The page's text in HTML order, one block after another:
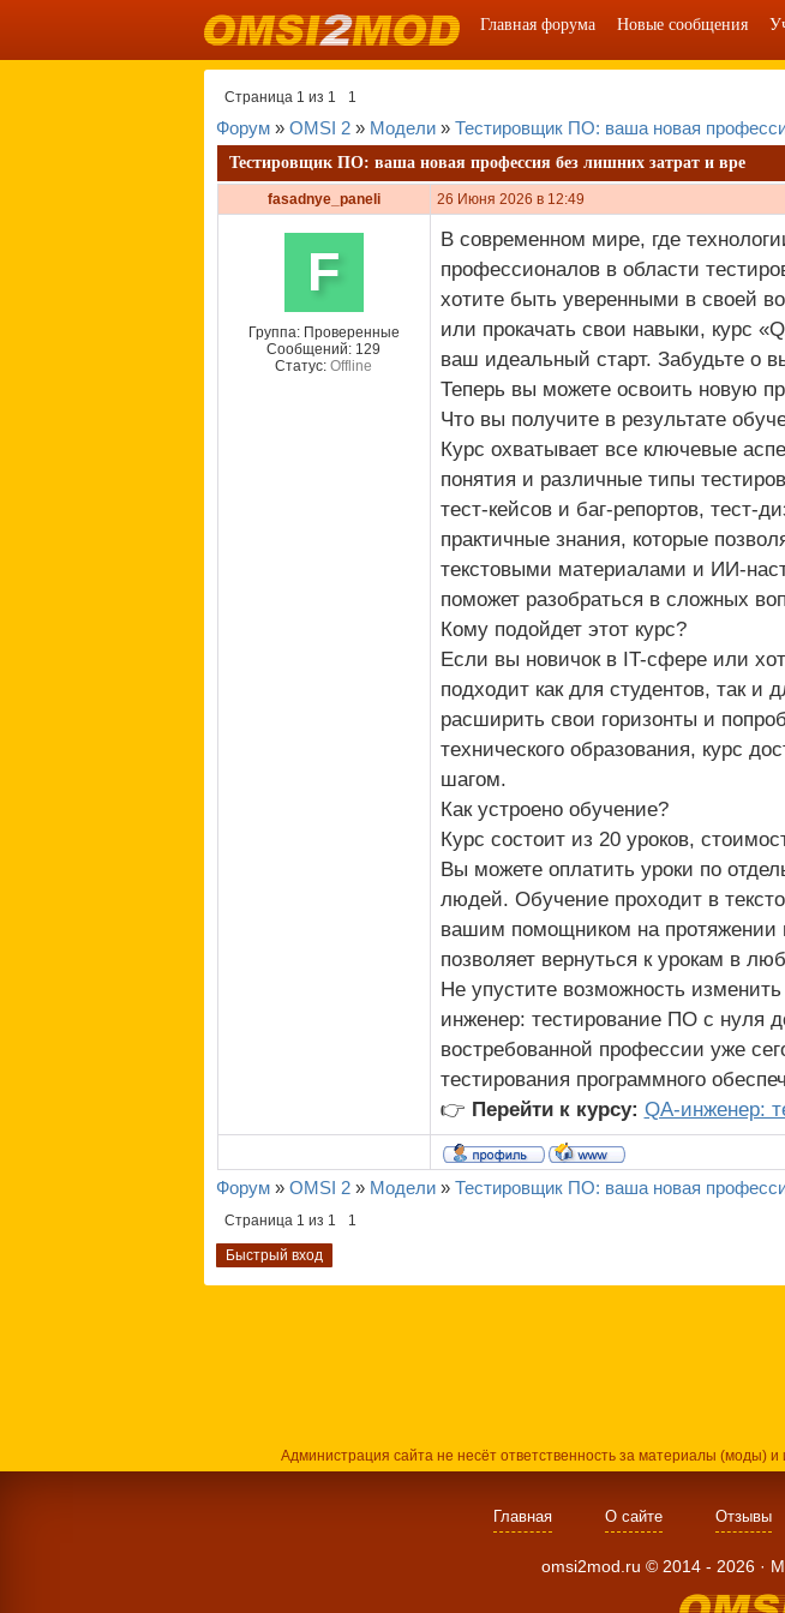
Главная форума Новые сообщения
Страница 1 из 1 1
Форум » OMSI 2 » Модели » Тестировщик ПО: ваша новая
Тестировщик ПО: ваша новая профессия без лишних затрат и вре
fasadnye_paneli 26 Июня 2026 в 12:49
F
Группа: Проверенные
Сообщений: 129
Статус: Offline
В современном мире, где
профессионалов в области
хотите быть уверенными в своей
или прокачать свои навыки, курс
ваш идеальный старт. Забудьте о
Теперь вы можете освоить новую
Что вы получите в результате
Курс охватывает все ключевые
понятия и различные типы
тест-кейсов и баг-репортов, тест-
практичные знания, которые
текстовыми материалами и ИИ-
поможет разобраться в сложных
Кому подойдет этот курс?
Если вы новичок в IT-сфере или
подходит как для студентов, так и
расширить свои горизонты и
технического образования, курс
шагом.
Как устроено обучение?
Курс состоит из 20 уроков,
Вы можете оплатить уроки по
людей. Обучение проходит в
вашим помощником на протяжении
позволяет вернуться к урокам в
Не упустите возможность
инженер: тестирование ПО с нуля
востребованной профессии уже
тестирования программного
👉 Перейти к курсу: QA-инженер:
Форум » OMSI 2 » Модели » Тестировщик ПО: ваша новая
Страница 1 из 1
1
Администрация сайта не несёт ответственность за материалы (моды)
Главная О сайте Отзывы
omsi2mod.ru © 2014 - 2026 ·